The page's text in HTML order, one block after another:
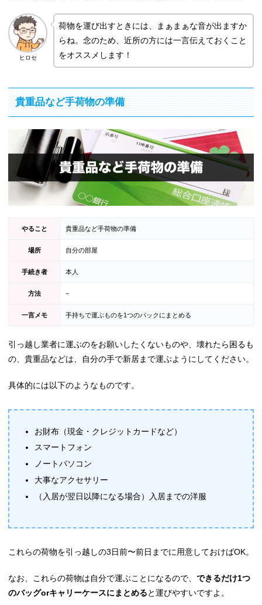
ヒロセ
荷物を運び出すときには、まぁまぁな音が出ますか
らね。念のため、近所の方には一言伝えておくこと
をオススメします！
貴重品など手荷物の準備
やること 貴重品など手荷物の準備
場所 自分の部屋
手続き者 本人
方法 −
一言メモ 手持ちで運ぶものを1つのバックにまとめる
引っ越し業者に運ぶのをお願いしたくないものや、壊れたら困るも
の、貴重品などは、自分の手で新居まで運ぶようにしてください。
具体的には以下のようなものです。
お財布（現金・クレジットカードなど）
スマートフォン
ノートパソコン
大事なアクセサリー
（入居が翌日以降になる場合）入居までの洋服
これらの荷物を引っ越しの3日前〜前日までに用意しておけばOK。
なお、これらの荷物は自分で運ぶことになるので、 できるだけ1つ
のバッグorキャリーケースにまとめると運びやすいですよ。